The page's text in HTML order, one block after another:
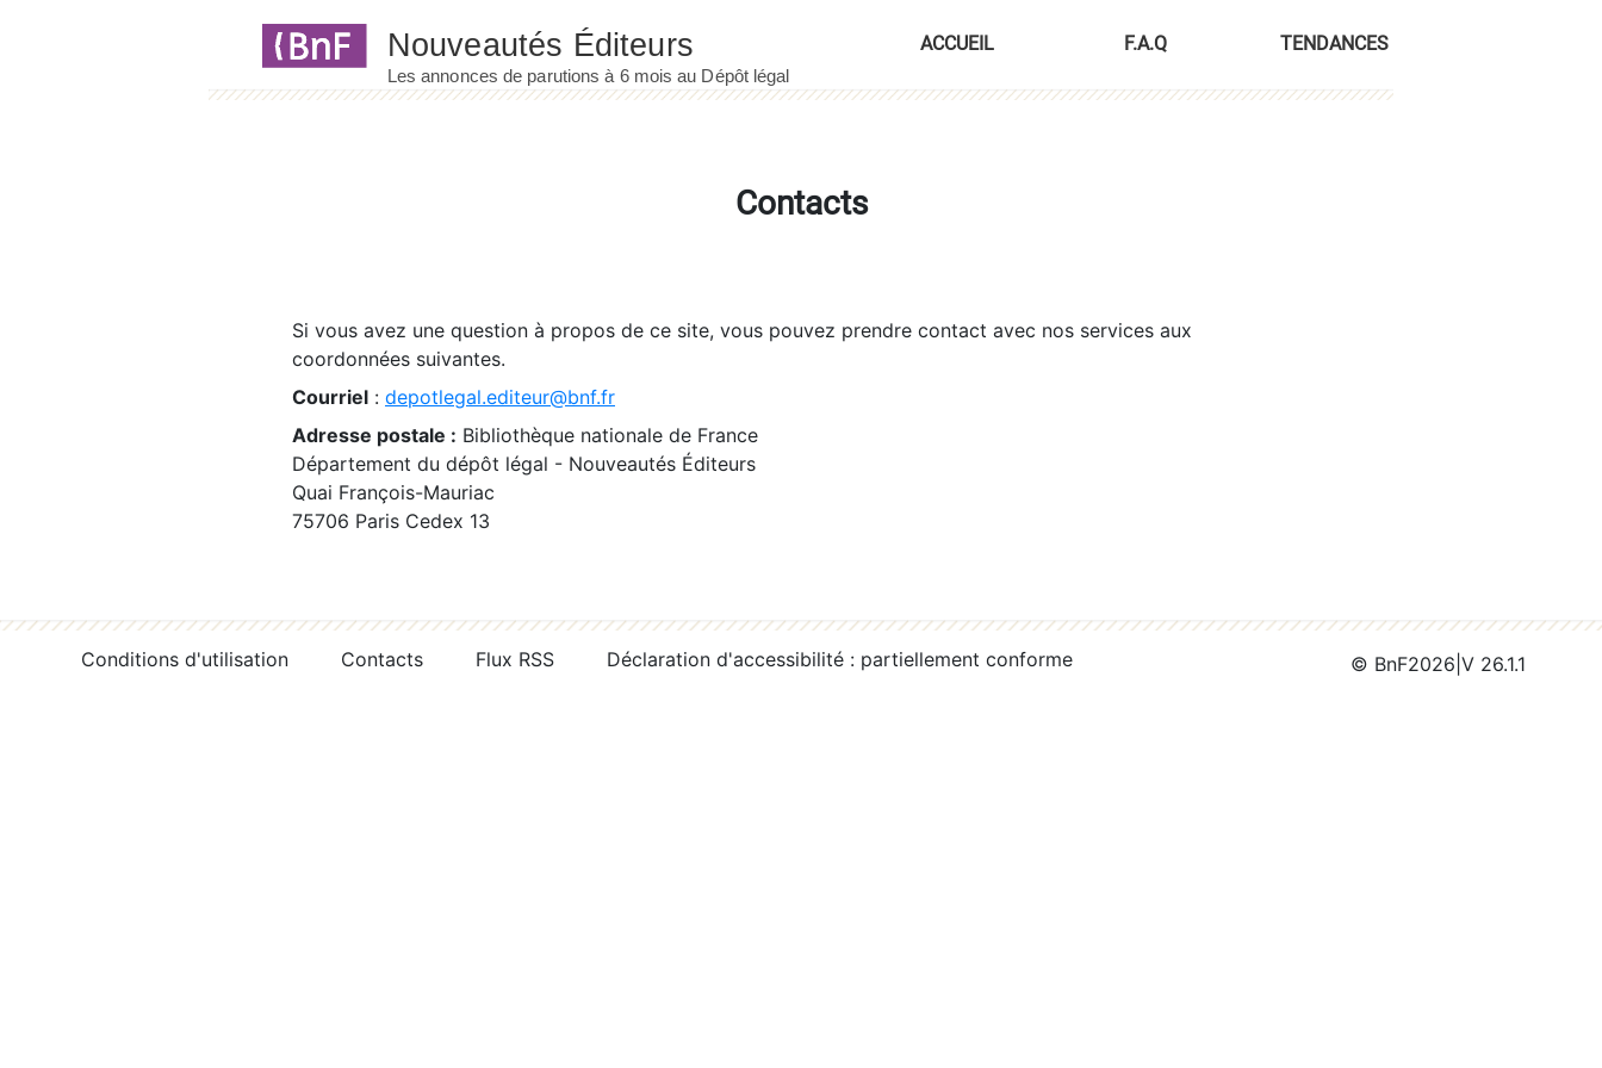
ACCUEIL F.A.Q TENDANCES
Contacts
Si vous avez une question à propos de ce site, vous pouvez prendre contact avec nos services aux
coordonnées suivantes.
Courriel : depotlegal.editeur@bnf.fr
Adresse postale : Bibliothèque nationale de France
Département du dépôt légal - Nouveautés Éditeurs
Quai François-Mauriac
75706 Paris Cedex 13
Conditions d'utilisation Contacts Flux RSS Déclaration d'accessibilité : partiellement conforme © BnF2026 V 26.1.1